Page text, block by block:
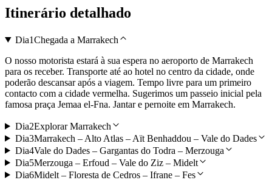
Itinerário detalhado
Dia1Chegada a Marrakech
O nosso motorista estará à sua espera no aeroporto de Marrakech
para os receber. Transporte até ao hotel no centro da cidade, onde
poderão descansar após a viagem. Tempo livre para um primeiro
contacto com a cidade vermelha. Sugerimos um passeio inicial pela
famosa praça Jemaa el-Fna. Jantar e pernoite em Marrakech.
Dia2Explorar Marrakech
Dia3Marrakech – Alto Atlas – Aït Benhaddou – Vale do Dades
Dia4Vale do Dades – Gargantas do Todra – Merzouga
Dia5Merzouga – Erfoud – Vale do Ziz – Midelt
Dia6Midelt – Floresta de Cedros – Ifrane – Fes